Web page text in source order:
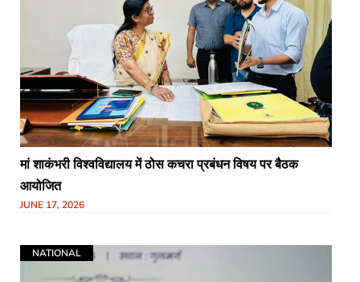
मां शाकंभरी विश्वविद्यालय में ठोस कचरा प्रबंधन विषय पर बैठक
आयोजित
JUNE 17, 2026
NATIONAL